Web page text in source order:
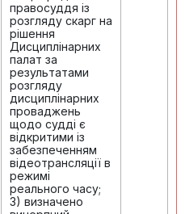
правосуддя із
розгляду скарг на
рішення
Дисциплінарних
палат за
результатами
розгляду
дисциплінарних
проваджень
щодо судді є
відкритими із
забезпеченням
відеотрансляції в
режимі
реального часу;
3) визначено